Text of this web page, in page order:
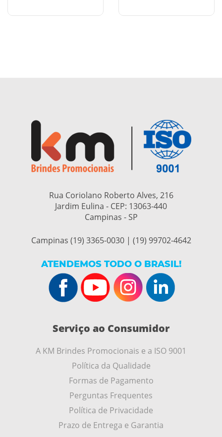
Rua Coriolano Roberto Alves, 216
Jardim Eulina - CEP: 13063-440
Campinas - SP
Campinas (19) 3365-0030 | (19) 99702-4642
ATENDEMOS TODO O BRASIL!
Serviço ao Consumidor
A KM Brindes Promocionais e a ISO 9001
Política da Qualidade
Formas de Pagamento
Perguntas Frequentes
Política de Privacidade
Prazo de Entrega e Garantia